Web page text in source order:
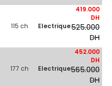
115 ch Electrique
419.000
DH
525.000
DH
177 ch Electrique
452.000
DH
565.000
DH